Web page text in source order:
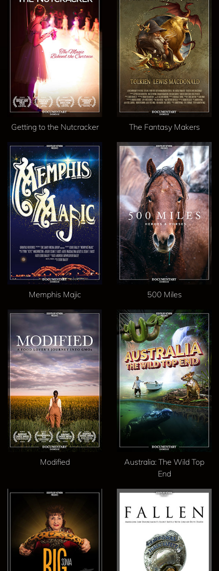
Getting to the Nutcracker The Fantasy Makers
Memphis Majic 500 Miles
Modified
Australia: The Wild Top
End